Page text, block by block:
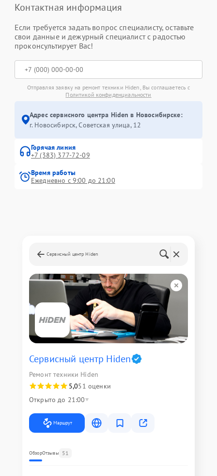
Контактная информация
Если требуется задать вопрос специалисту, оставьте
свои данные и дежурный специалист с радостью
проконсультирует Вас!
Отправляя заявку на ремонт техники Hiden, Вы соглашаетесь с
Политикой конфиденциальности
Адрес сервисного центра Hiden в Новосибирске:
г. Новосибирск, Советская улица, 12
Горячая линия
+7 (383) 377-72-09
Время работы
Ежедневно с 9:00 до 21:00
Сервисный центр Hiden
Сервисный центр Hiden
Ремонт техники Hiden
5,051 оценки
Открыто до 21:00
Маршрут
ОбзорОтзывы 51